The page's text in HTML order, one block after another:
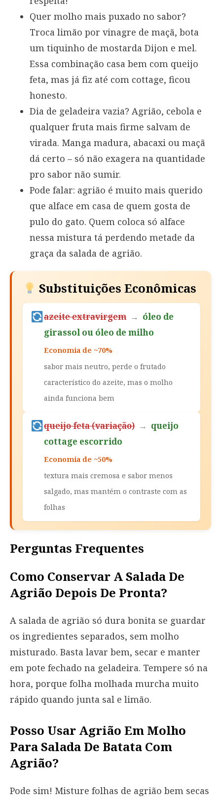
Quer molho mais puxado no sabor?
Troca limão por vinagre de maçã, bota
um tiquinho de mostarda Dijon e mel.
Essa combinação casa bem com queijo
feta, mas já fiz até com cottage, ficou
honesto.
Dia de geladeira vazia? Agrião, cebola e
qualquer fruta mais firme salvam de
virada. Manga madura, abacaxi ou maçã
dá certo – só não exagera na quantidade
pro sabor não sumir.
Pode falar: agrião é muito mais querido
que alface em casa de quem gosta de
pulo do gato. Quem coloca só alface
nessa mistura tá perdendo metade da
graça da salada de agrião.
Substituições Econômicas
azeite extravirgem → óleo de
girassol ou óleo de milho
Economia de ~70%
sabor mais neutro, perde o frutado
característico do azeite, mas o molho
ainda funciona bem
queijo feta (variação) → queijo
cottage escorrido
Economia de ~50%
textura mais cremosa e sabor menos
salgado, mas mantém o contraste com as
folhas
Perguntas Frequentes
Como Conservar A Salada De
Agrião Depois De Pronta?
A salada de agrião só dura bonita se guardar
os ingredientes separados, sem molho
misturado. Basta lavar bem, secar e manter
em pote fechado na geladeira. Tempere só na
hora, porque folha molhada murcha muito
rápido quando junta sal e limão.
Posso Usar Agrião Em Molho
Para Salada De Batata Com
Agrião?
Pode sim! Misture folhas de agrião bem secas